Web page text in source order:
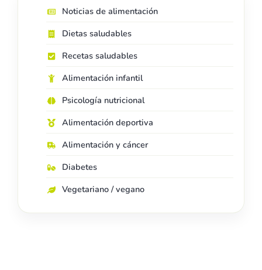
Noticias de alimentación
Dietas saludables
Recetas saludables
Alimentación infantil
Psicología nutricional
Alimentación deportiva
Alimentación y cáncer
Diabetes
Vegetariano / vegano